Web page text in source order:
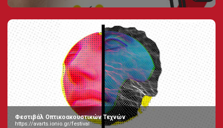
Φεστιβάλ Οπτικοακουστικών Τεχνών
https://avarts.ionio.gr/festival